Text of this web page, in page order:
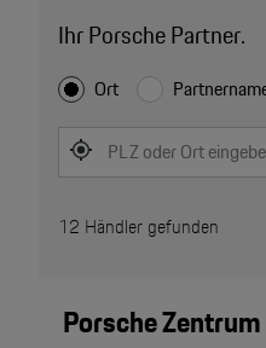
Ihr Porsche Partner.
Ort
PLZ oder Ort
12 Händler gefunden
Porsche